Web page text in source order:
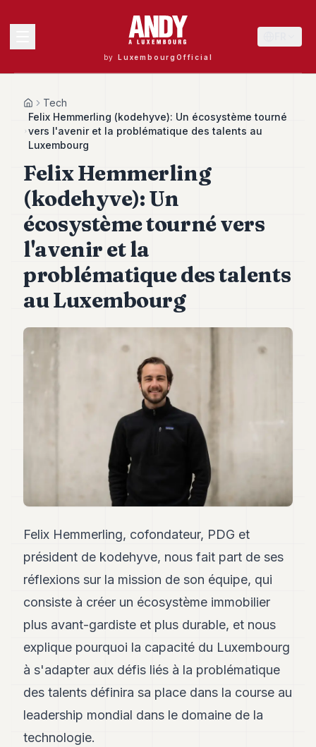
by LuxembourgOfficial
40
Andy
39
Andy
38
Andy
36
Andy
35
Andy
Andy
27
26
Andy
24
Andy
Andy
22
Andy
21
Andy
19
Andy
Andy
16
HomeTech
Felix Hemmerling (kodehyve): Un écosystème tourné
vers l'avenir et la problématique des talents au
Luxembourg
Felix Hemmerling
(kodehyve): Un
écosystème tourné vers
l'avenir et la
problématique des talents
au Luxembourg
Felix Hemmerling, cofondateur, PDG et
président de kodehyve, nous fait part de ses
réflexions sur la mission de son équipe, qui
consiste à créer un écosystème immobilier
plus avant-gardiste et plus durable, et nous
explique pourquoi la capacité du Luxembourg
à s'adapter aux défis liés à la problématique
des talents définira sa place dans la course au
leadership mondial dans le domaine de la
technologie.